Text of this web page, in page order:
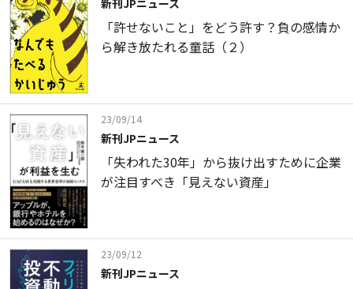
新刊JPニュース
「許せないこと」をどう許す？負の感情か
ら解き放たれる童話（２）
23/09/14
新刊JPニュース
「失われた30年」から抜け出すために企業
が注目すべき「見えない資産」
23/09/12
新刊JPニュース